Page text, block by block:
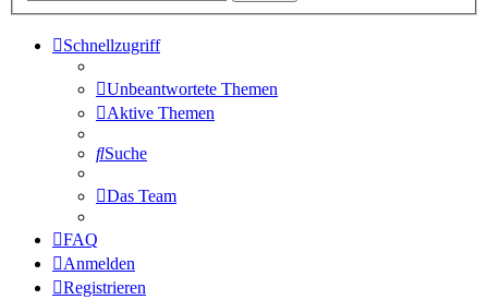
Schnellzugriff
Unbeantwortete Themen
Aktive Themen
Suche
Das Team
FAQ
Anmelden
Registrieren